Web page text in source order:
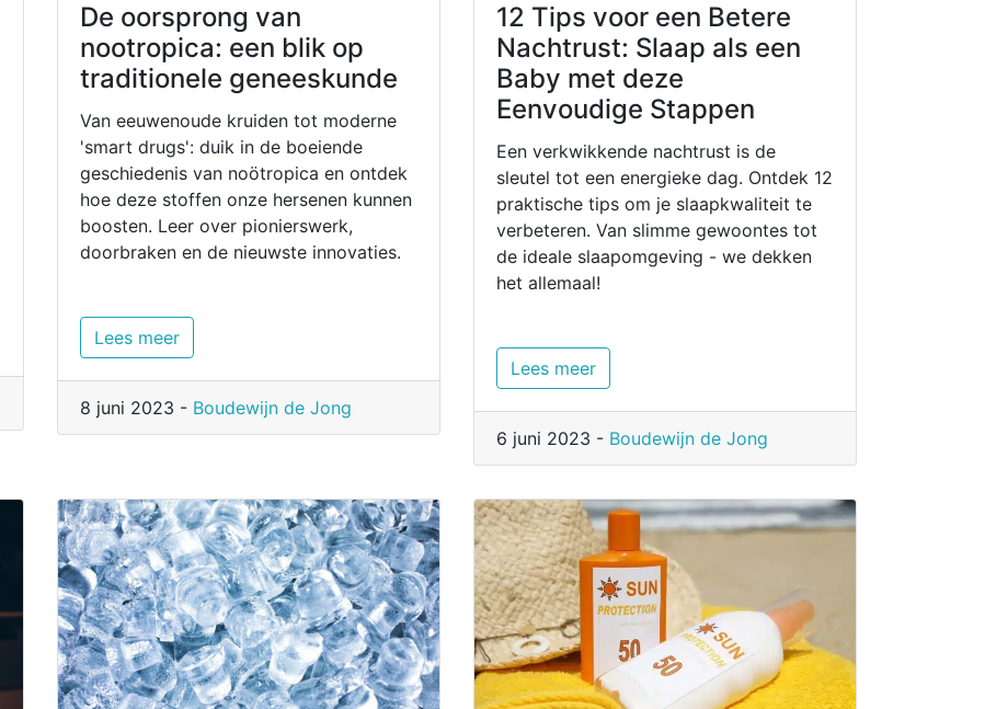
De oorsprong van
nootropica: een blik op
traditionele geneeskunde
Van eeuwenoude kruiden tot moderne
'smart drugs': duik in de boeiende
geschiedenis van noötropica en ontdek
hoe deze stoffen onze hersenen kunnen
boosten. Leer over pionierswerk,
doorbraken en de nieuwste innovaties.
Lees meer
8 juni 2023 - Boudewijn de Jong
12 Tips voor een Betere
Nachtrust: Slaap als een
Baby met deze
Eenvoudige Stappen
Een verkwikkende nachtrust is de
sleutel tot een energieke dag. Ontdek 12
praktische tips om je slaapkwaliteit te
verbeteren. Van slimme gewoontes tot
de ideale slaapomgeving - we dekken
het allemaal!
Lees meer
6 juni 2023 - Boudewijn de Jong